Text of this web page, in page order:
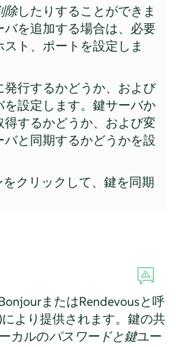
除したりすることができま
を追加する場合は、必要
ト、ポートを設定しま
行するかどうか、および
設定します。鍵サーバか
得するかどうか、および変
バと同期するかどうかを設
クリックして、鍵を同期
またはRendevousと呼
より提供されます。鍵の共
カルのパスワードと鍵ユー